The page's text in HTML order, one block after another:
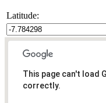
Latitude:
This page can't load
correctly.